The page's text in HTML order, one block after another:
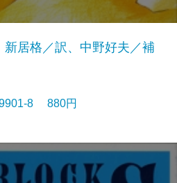
居格／訳、中野好夫／補
8 880円